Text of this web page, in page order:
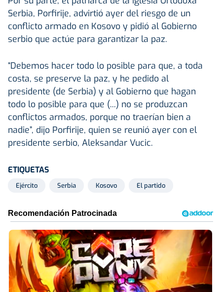
Serbia, Porfirije, advirtió ayer del riesgo de un
conflicto armado en Kosovo y pidió al Gobierno
serbio que actúe para garantizar la paz.
“Debemos hacer todo lo posible para que, a toda
costa, se preserve la paz, y he pedido al
presidente (de Serbia) y al Gobierno que hagan
todo lo posible para que (...) no se produzcan
conflictos armados, porque no traerían bien a
nadie”, dijo Porfirije, quien se reunió ayer con el
presidente serbio, Aleksandar Vucic.
ETIQUETAS
Ejército Serbia Kosovo El partido